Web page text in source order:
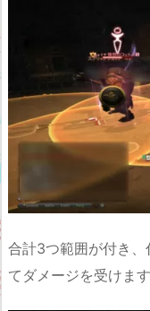
合計3つ範囲が付き
てダメージを受けま